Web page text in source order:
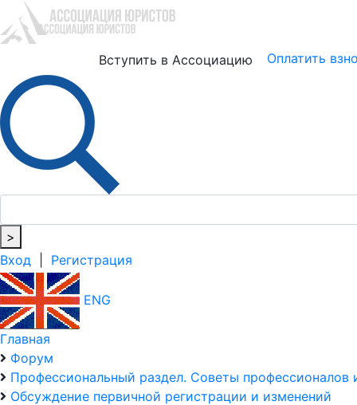
Вступить в Ассоциацию Оплатить
>
Вход
Регистрация
ENG
Главная
Форум
Профессиональный раздел. Советы
Обсуждение первичной регистрации и изменений